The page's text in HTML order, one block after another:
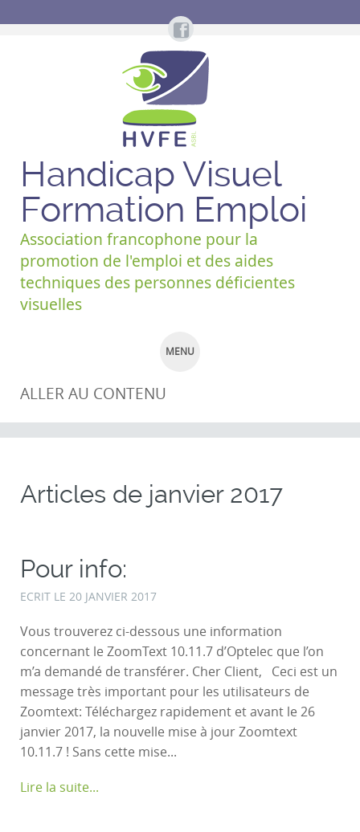
Handicap Visuel
Formation Emploi
Association francophone pour la
promotion de l'emploi et des aides
techniques des personnes déficientes
visuelles
MENU
ALLER AU CONTENU
Articles de janvier 2017
Pour info:
ECRIT LE 20 JANVIER 2017
Vous trouverez ci-dessous une information
concernant le ZoomText 10.11.7 d’Optelec que l’on
m’a demandé de transférer. Cher Client, Ceci est un
message très important pour les utilisateurs de
Zoomtext: Téléchargez rapidement et avant le 26
janvier 2017, la nouvelle mise à jour Zoomtext
10.11.7 ! Sans cette mise...
Lire la suite...